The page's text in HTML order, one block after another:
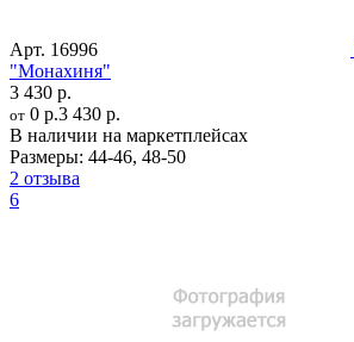
Арт. 16996
"Монахиня"
3 430 р.
от 0 р.3 430 р.
В наличии на маркетплейсах
Размеры: 44-46, 48-50
2 отзыва
6